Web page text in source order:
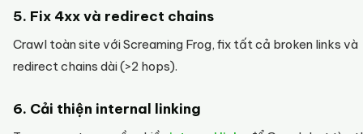
5. Fix 4xx và redirect chains
Crawl toàn site với Screaming Frog, fix tất cả broken links và
redirect chains dài (>2 hops).
6. Cải thiện internal linking